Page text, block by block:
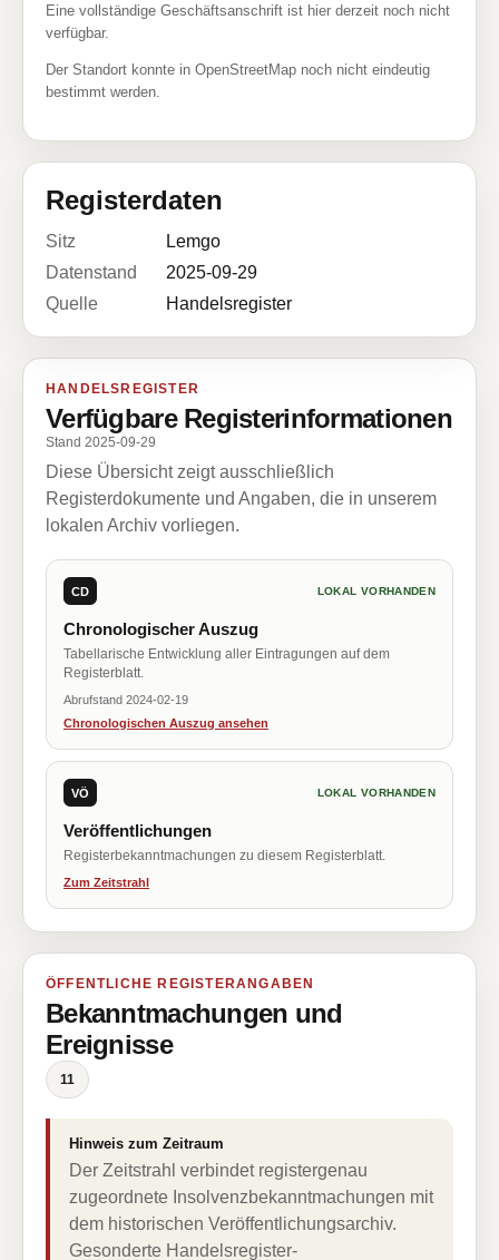
Eine vollständige Geschäftsanschrift ist hier derzeit noch nicht
verfügbar.
Der Standort konnte in OpenStreetMap noch nicht eindeutig
bestimmt werden.
Registerdaten
Sitz
Lemgo
Datenstand
2025-09-29
Quelle
Handelsregister
HANDELSREGISTER
Verfügbare Registerinformationen
Stand 2025-09-29
Diese Übersicht zeigt ausschließlich
Registerdokumente und Angaben, die in unserem
lokalen Archiv vorliegen.
CD LOKAL VORHANDEN
Chronologischer Auszug
Tabellarische Entwicklung aller Eintragungen auf dem
Registerblatt.
Abrufstand 2024-02-19
Chronologischen Auszug ansehen
VÖ LOKAL VORHANDEN
Veröffentlichungen
Registerbekanntmachungen zu diesem Registerblatt.
Zum Zeitstrahl
ÖFFENTLICHE REGISTERANGABEN
Bekanntmachungen und
Ereignisse
11
Hinweis zum Zeitraum
Der Zeitstrahl verbindet registergenau
zugeordnete Insolvenzbekanntmachungen mit
dem historischen Veröffentlichungsarchiv.
Gesonderte Handelsregister-